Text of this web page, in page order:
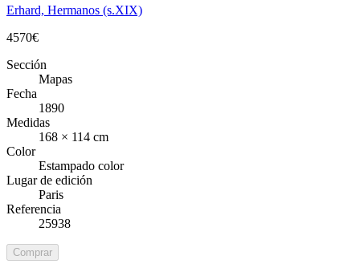
Erhard, Hermanos (s.XIX)
4570€
Sección
Mapas
Fecha
1890
Medidas
168 × 114 cm
Color
Estampado color
Lugar de edición
Paris
Referencia
25938
Comprar